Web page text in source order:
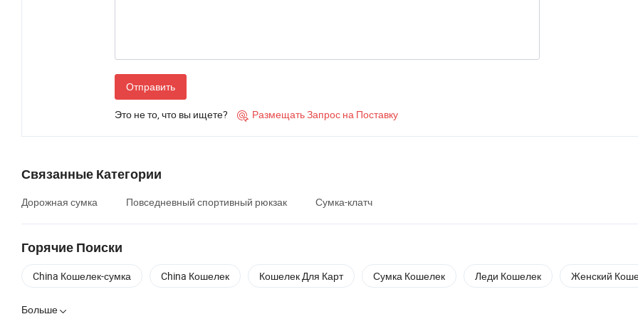
Отправить
Это не то, что вы ищете?  Размещать Запрос на Поставку
Связанные Категории
Дорожная сумка Повседневный спортивный рюкзак Сумка-клатч
Горячие Поиски
China Кошелек-сумка China Кошелек Кошелек Для Карт Сумка Кошелек Леди Кошелек Женский
Больше